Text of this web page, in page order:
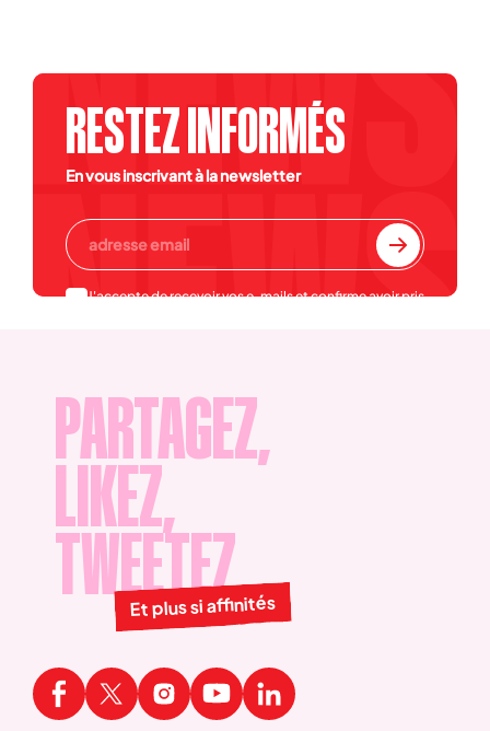
RESTEZ INFORMÉS
En vous inscrivant à la newsletter
J'accepte de recevoir vos e-mails et confirme avoir pris
PARTAGEZ,
LIKEZ,
TWEETEZ
Et plus si affinités